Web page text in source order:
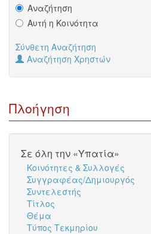
Αναζήτηση
Αυτή η Κοινότητα
Σύνθετη Αναζήτηση
Αναζήτηση Χρηστών
Πλοήγηση
Σε όλη την «Υπατία»
Κοινότητες & Συλλογές
Συγγραφέας/Δημιουργός
Συντελεστής
Τίτλος
Θέμα
Τύπος Τεκμηρίου